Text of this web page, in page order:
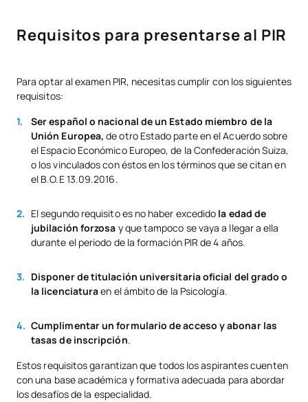
Requisitos para presentarse al PIR
Para optar al examen PIR, necesitas cumplir con los siguientes
requisitos:
Ser español o nacional de un Estado miembro de la
Unión Europea,de otro Estado parte en el Acuerdo sobre
el Espacio Económico Europeo, de la Confederación Suiza,
o los vinculados con éstos en los términos que se citan en
el B.O.E 13.09.2016.
El segundo requisito es no haber excedido la edad de
jubilación forzosa y que tampoco se vaya a llegar a ella
durante el periodo de la formación PIR de 4 años.
Disponer de titulación universitaria oficial del grado o
la licenciaturaen el ámbito de la Psicología.
Cumplimentar un formulario de acceso y abonar las
tasas de inscripción.
Estos requisitos garantizan que todos los aspirantes cuenten
con una base académica y formativa adecuada para abordar
los desafíos de la especialidad.